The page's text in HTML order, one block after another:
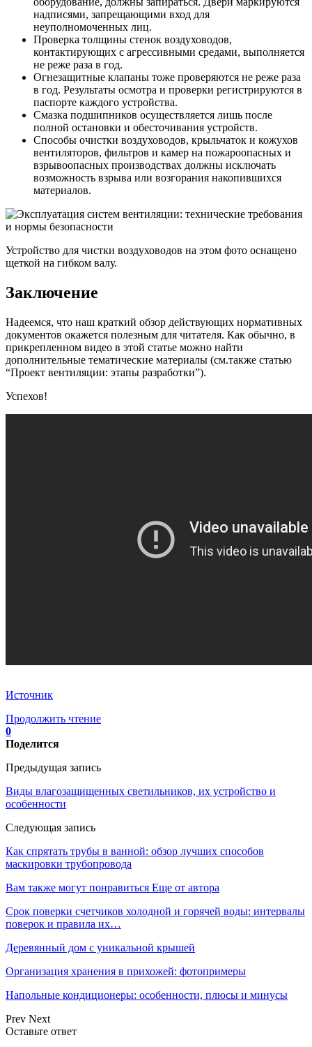
надписями, запрещающими вход для
неуполномоченных лиц.
Проверка толщины стенок воздуховодов,
контактирующих с агрессивными средами, выполняется
не реже раза в год.
Огнезащитные клапаны тоже проверяются не реже раза
в год. Результаты осмотра и проверки регистрируются в
паспорте каждого устройства.
Смазка подшипников осуществляется лишь после
полной остановки и обесточивания устройств.
Способы очистки воздуховодов, крыльчаток и кожухов
вентиляторов, фильтров и камер на пожароопасных и
взрывоопасных производствах должны исключать
возможность взрыва или возгорания накопившихся
материалов.
Устройство для чистки воздуховодов на этом фото оснащено
щеткой на гибком валу.
Заключение
Надеемся, что наш краткий обзор действующих нормативных
документов окажется полезным для читателя. Как обычно, в
прикрепленном видео в этой статье можно найти
дополнительные тематические материалы (см.также статью
“Проект вентиляции: этапы разработки”).
Успехов!
Источник
Продолжить чтение
0
Поделится
Предыдущая запись
Виды влагозащищенных светильников, их устройство и
особенности
Следующая запись
Как спрятать трубы в ванной: обзор лучших способов
маскировки трубопровода
Вам также могут понравиться Еще от автора
Срок поверки счетчиков холодной и горячей воды: интервалы
поверок и правила их…
Деревянный дом с уникальной крышей
Организация хранения в прихожей: фотопримеры
Напольные кондиционеры: особенности, плюсы и минусы
Prev Next
Оставьте ответ